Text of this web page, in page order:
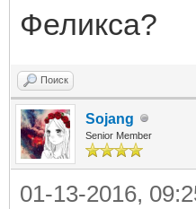
Феликса?
Поиск
Sojang
Senior Member
01-13-2016,